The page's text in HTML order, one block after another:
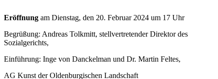
Eröffnung am Dienstag, den 20. Februar 2024 um 17 Uhr
Begrüßung: Andreas Tolkmitt, stellvertretender Direktor des
Sozialgerichts,
Einführung: Inge von Danckelman und Dr. Martin Feltes,
AG Kunst der Oldenburgischen Landschaft